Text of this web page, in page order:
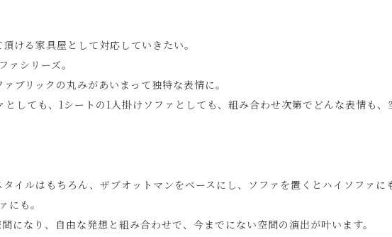
ける家具屋として対応していきたい。
シリーズ。
ブリックの丸みがあいまって独特な表情に。
しても、1シートの1人掛けソファとしても、組み合わせ次第でどんな表情も、
イルはもちろん、ザブオットマンをベースにし、ソファを置くとハイソファに
も。
になり、自由な発想と組み合わせで、今までにない空間の演出が叶います。